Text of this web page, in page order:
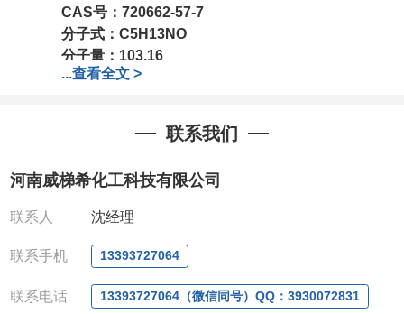
CAS号： 720662-57-7
分子式： C5H13NO
分子量： 103.16
包装：1Mg ; 5Mg;10Mg ;100Mg;250Mg ;500Mg
我司对高校及科研单位先发货和
作中有用到的试剂,欢迎前来询购
电话:0371-63377391/13393727064
QQ:3930072831
:13393727064
联系人: 沈晓东(欢迎致电
...查看全文 >
联系我们
河南威梯希化工科技有限公司
联系人 沈经理
联系手机 13393727064
联系电话 13393727064（微信同号）QQ：3930072831